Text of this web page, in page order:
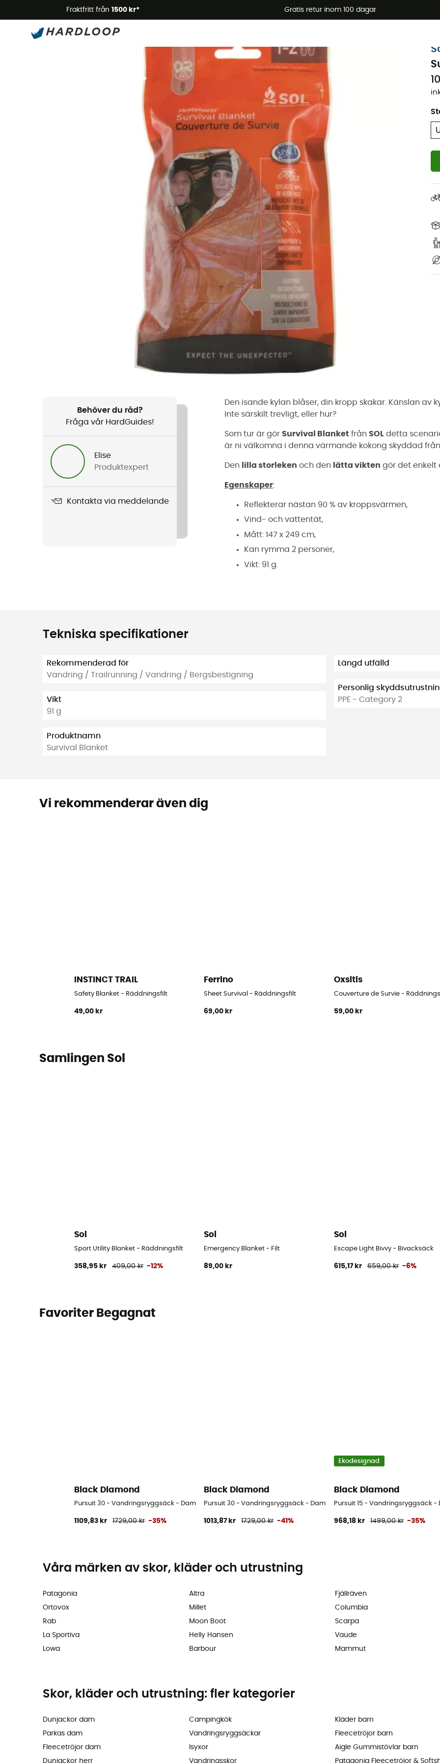
Fraktfritt från 1500 kr* Gratis retur inom 100 dagar
Sommarerbjudanden 🔥 -5 % EXTRA vid köp av 2 produkter* kod
Behöver du råd?
Fråga vår HardGuides!
Elise
Produktexpert
Kontakta via meddelande
Den isande kylan blåser, din kropp skakar. Känslan av
Inte särskilt trevligt, eller hur?
Som tur är gör Survival Blanket från SOL detta
är ni välkomna i denna värmande kokong skyddad
Den lilla storleken och den lätta vikten gör det enkelt
Egenskaper:
Reflekterar nästan 90 % av kroppsvärmen,
Vind- och vattentät,
Mått: 147 x 249 cm,
Kan rymma 2 personer,
Vikt: 91 g.
Tekniska specifikationer
Rekommenderad för
Vandring / Trailrunning / Vandring / Bergsbestigning
Vikt
91 g
Produktnamn
Survival Blanket
Längd utfälld
Personlig
PPE - Category 2
Vi rekommenderar även dig
INSTINCT TRAIL
Safety Blanket - Räddningsfilt
49,00 kr
Ferrino
Sheet Survival - Räddningsfilt
69,00 kr
Oxsitis
Couverture de Survie -
59,00 kr
Samlingen Sol
Sol
Sport Utility Blanket - Räddningsfilt
358,95 kr 409,00 kr -12%
Sol
Emergency Blanket - Filt
89,00 kr
Sol
Escape Light Bivvy - Bivacksäck
615,17 kr 659,00 kr -6%
Favoriter Begagnat
Black Diamond
Pursuit 30 - Vandringsryggsäck - Dam
1109,83 kr 1729,00 kr -35%
Black Diamond
Pursuit 30 - Vandringsryggsäck - Dam
1013,87 kr 1729,00 kr -41%
Ekodesignad
Black Diamond
Pursuit 15 - Vandringsryggsäck -
968,18 kr 1499,00 kr -35%
Våra märken av skor, kläder och utrustning
Patagonia
Ortovox
Rab
La Sportiva
Lowa
Altra
Millet
Moon Boot
Helly Hansen
Barbour
Fjällräven
Columbia
Scarpa
Vaude
Mammut
Skor, kläder och utrustning: fler kategorier
Dunjackor dam
Parkas dam
Fleecetröjor dam
Dunjackor herr
Campingkök
Vandringsryggsäckar
Isyxor
Vandringsskor
Kläder barn
Fleecetröjor barn
Aigle Gummistövlar barn
Patagonia Fleecetröjor &